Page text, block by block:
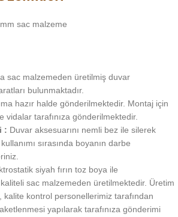
sac malzeme
sac malzemeden üretilmiş duvar
bulunmaktadır.
hazır halde gönderilmektedir. Montaj için
vidalar tarafınıza gönderilmektedir.
: Duvar aksesuarını nemli bez ile silerek
sırasında boyanın darbe
siyah fırın toz boya ile
sac malzemeden üretilmektedir. Üretim
kalite kontrol personellerimiz tarafından
yapılarak tarafınıza gönderimi